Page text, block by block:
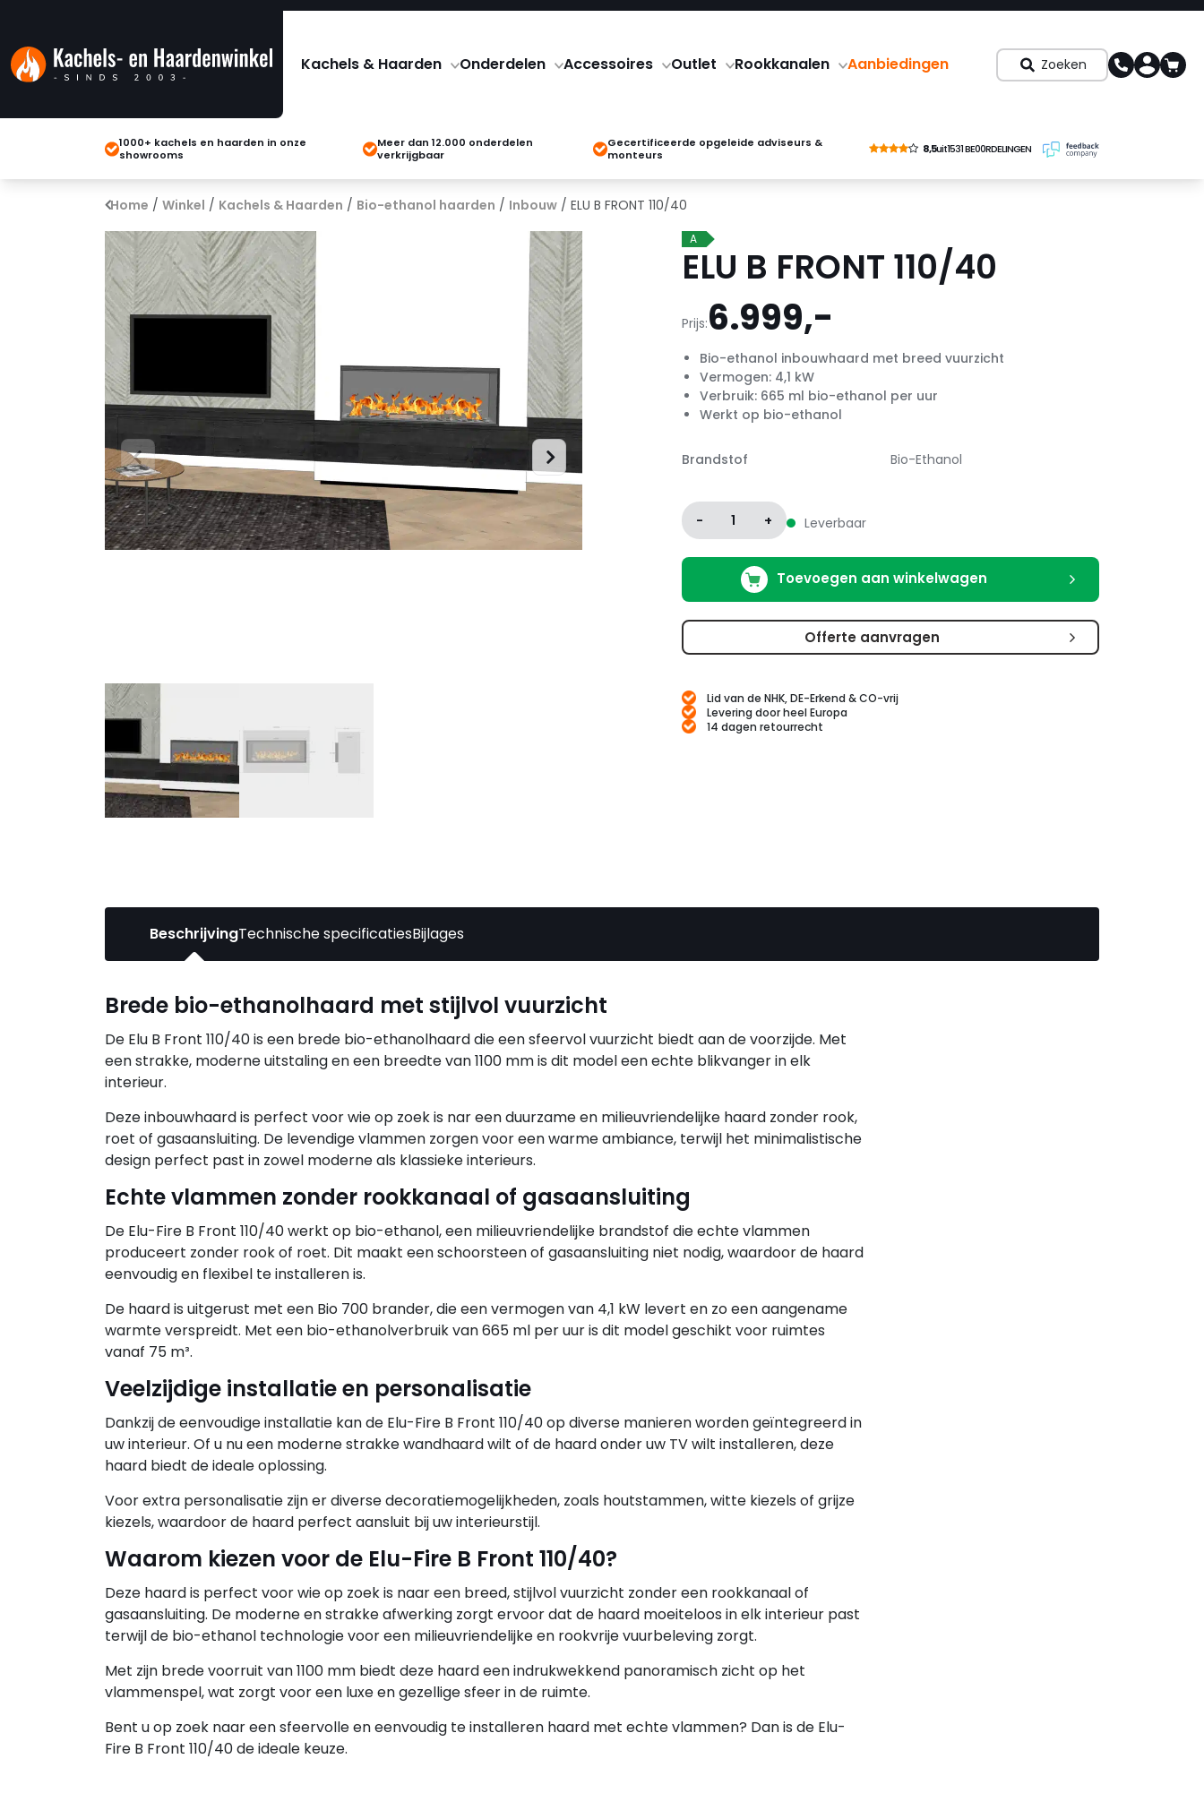
Kachels & Haarden Onderdelen Accessoires Outlet Rookkanalen Aanbiedingen Zoeken
1000+ kachels en haarden in onze
showrooms
Meer dan 12.000 onderdelen
verkrijgbaar
Gecertificeerde opgeleide adviseurs &
monteurs
8,5uit1531 BE00RDELINGEN
Home / Winkel / Kachels & Haarden / Bio-ethanol haarden / Inbouw / ELU B FRONT 110/40
A
ELU B FRONT 110/40
Prijs:6.999,-
Bio-ethanol inbouwhaard met breed vuurzicht
Vermogen: 4,1 kW
Verbruik: 665 ml bio-ethanol per uur
Werkt op bio-ethanol
Brandstof Bio-Ethanol
- 1 + Leverbaar
Toevoegen aan winkelwagen
Offerte aanvragen
Lid van de NHK, DE-Erkend & CO-vrij
Levering door heel Europa
14 dagen retourrecht
BeschrijvingTechnische specificatiesBijlages
Brede bio-ethanolhaard met stijlvol vuurzicht
De Elu B Front 110/40 is een brede bio-ethanolhaard die een sfeervol vuurzicht biedt aan de voorzijde. Met
een strakke, moderne uitstaling en een breedte van 1100 mm is dit model een echte blikvanger in elk
interieur.
Deze inbouwhaard is perfect voor wie op zoek is nar een duurzame en milieuvriendelijke haard zonder rook,
roet of gasaansluiting. De levendige vlammen zorgen voor een warme ambiance, terwijl het minimalistische
design perfect past in zowel moderne als klassieke interieurs.
Echte vlammen zonder rookkanaal of gasaansluiting
De Elu-Fire B Front 110/40 werkt op bio-ethanol, een milieuvriendelijke brandstof die echte vlammen
produceert zonder rook of roet. Dit maakt een schoorsteen of gasaansluiting niet nodig, waardoor de haard
eenvoudig en flexibel te installeren is.
De haard is uitgerust met een Bio 700 brander, die een vermogen van 4,1 kW levert en zo een aangename
warmte verspreidt. Met een bio-ethanolverbruik van 665 ml per uur is dit model geschikt voor ruimtes
vanaf 75 m³.
Veelzijdige installatie en personalisatie
Dankzij de eenvoudige installatie kan de Elu-Fire B Front 110/40 op diverse manieren worden geïntegreerd in
uw interieur. Of u nu een moderne strakke wandhaard wilt of de haard onder uw TV wilt installeren, deze
haard biedt de ideale oplossing.
Voor extra personalisatie zijn er diverse decoratiemogelijkheden, zoals houtstammen, witte kiezels of grijze
kiezels, waardoor de haard perfect aansluit bij uw interieurstijl.
Waarom kiezen voor de Elu-Fire B Front 110/40?
Deze haard is perfect voor wie op zoek is naar een breed, stijlvol vuurzicht zonder een rookkanaal of
gasaansluiting. De moderne en strakke afwerking zorgt ervoor dat de haard moeiteloos in elk interieur past
terwijl de bio-ethanol technologie voor een milieuvriendelijke en rookvrije vuurbeleving zorgt.
Met zijn brede voorruit van 1100 mm biedt deze haard een indrukwekkend panoramisch zicht op het
vlammenspel, wat zorgt voor een luxe en gezellige sfeer in de ruimte.
Bent u op zoek naar een sfeervolle en eenvoudig te installeren haard met echte vlammen? Dan is de Elu-
Fire B Front 110/40 de ideale keuze.